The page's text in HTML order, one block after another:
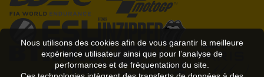
Nous utilisons des cookies afin de vous garantir la meilleure
expérience utilisateur ainsi que pour l’analyse de
performances et de fréquentation du site.